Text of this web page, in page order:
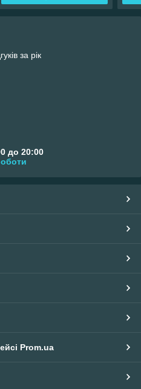
за рік
до 20:00
Prom.ua